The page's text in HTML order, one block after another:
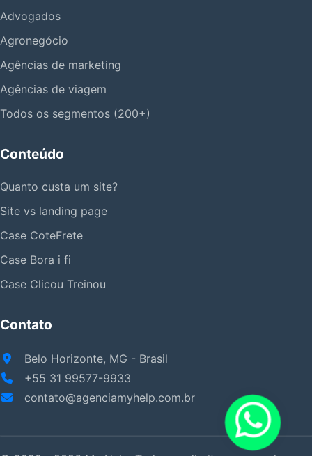
Advogados
Agronegócio
Agências de marketing
Agências de viagem
Todos os segmentos (200+)
Conteúdo
Quanto custa um site?
Site vs landing page
Case CoteFrete
Case Bora i fi
Case Clicou Treinou
Contato
Belo Horizonte, MG - Brasil
+55 31 99577-9933
contato@agenciamyhelp.com.br